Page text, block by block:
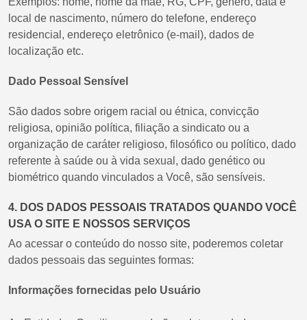
local de nascimento, número do telefone, endereço
residencial, endereço eletrônico (e-mail), dados de
localização etc.
Dado Pessoal Sensível
São dados sobre origem racial ou étnica, convicção
religiosa, opinião política, filiação a sindicato ou a
organização de caráter religioso, filosófico ou político, dado
referente à saúde ou à vida sexual, dado genético ou
biométrico quando vinculados a Você, são sensíveis.
4. DOS DADOS PESSOAIS TRATADOS QUANDO VOCÊ
USA O SITE E NOSSOS SERVIÇOS
Ao acessar o conteúdo do nosso site, poderemos coletar
dados pessoais das seguintes formas:
Informações fornecidas pelo Usuário